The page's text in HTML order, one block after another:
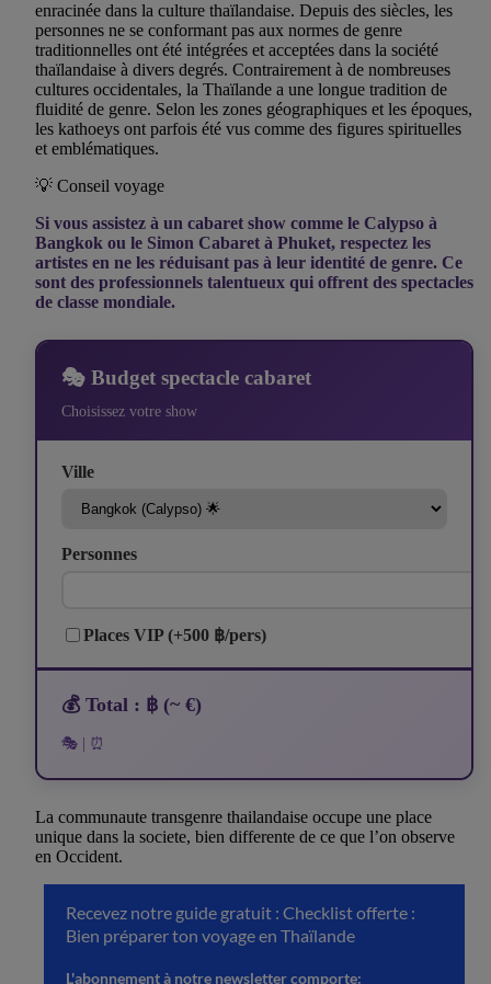
enracinée dans la culture thaïlandaise. Depuis des siècles, les
personnes ne se conformant pas aux normes de genre
traditionnelles ont été intégrées et acceptées dans la société
thaïlandaise à divers degrés. Contrairement à de nombreuses
cultures occidentales, la Thaïlande a une longue tradition de
fluidité de genre. Selon les zones géographiques et les époques,
les kathoeys ont parfois été vus comme des figures spirituelles
et emblématiques.
💡 Conseil voyage
Si vous assistez à un cabaret show comme le Calypso à
Bangkok ou le Simon Cabaret à Phuket, respectez les
artistes en ne les réduisant pas à leur identité de genre. Ce
sont des professionnels talentueux qui offrent des spectacles
de classe mondiale.
🎭 Budget spectacle cabaret
Choisissez votre show
Ville
Personnes
Places VIP (+500 ฿/pers)
💰 Total : ฿ (~ €)
🎭 | ⏰
La communaute transgenre thailandaise occupe une place
unique dans la societe, bien differente de ce que l’on observe
en Occident.